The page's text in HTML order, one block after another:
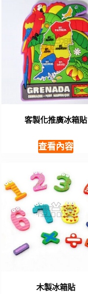
客製化推廣冰箱貼
查看內容
木製冰箱貼